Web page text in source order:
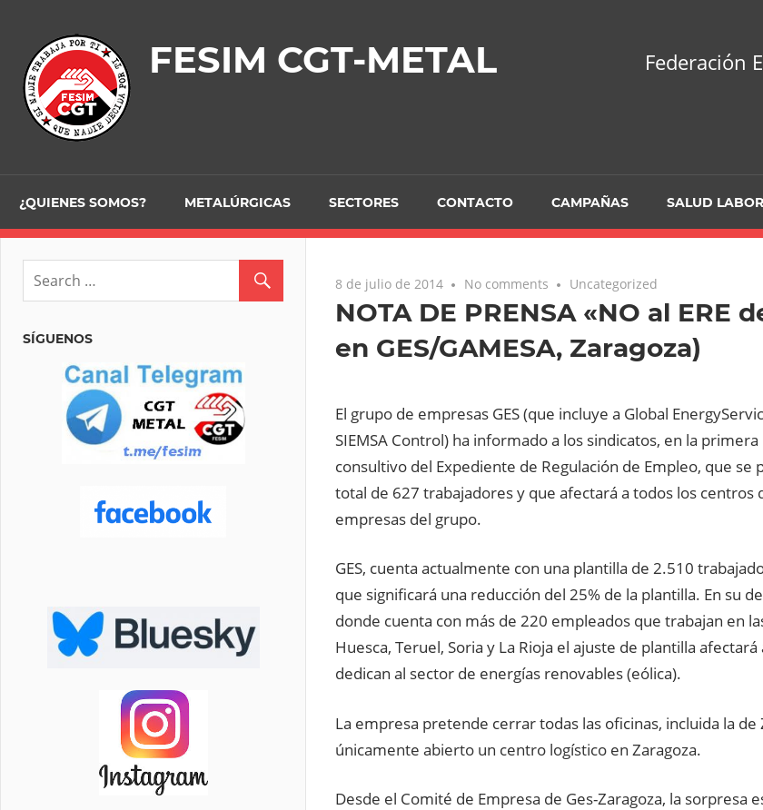
content
FESIM CGT-METAL Federación
¿QUIENES SOMOS? METALÚRGICAS SECTORES CONTACTO CAMPAÑAS SALUD
8 de julio de 2014 No comments Uncategorized
NOTA DE PRENSA «NO al ERE
en GES/GAMESA, Zaragoza)
El grupo de empresas GES (que incluye a Global
SIEMSA Control) ha informado a los sindicatos, en la
consultivo del Expediente de Regulación de Empleo, que se
total de 627 trabajadores y que afectará a todos los centros
empresas del grupo.
GES, cuenta actualmente con una plantilla de 2.510
que significará una reducción del 25% de la plantilla. En su
donde cuenta con más de 220 empleados que trabajan en
Huesca, Teruel, Soria y La Rioja el ajuste de plantilla
dedican al sector de energías renovables (eólica).
La empresa pretende cerrar todas las oficinas, incluida la de
únicamente abierto un centro logístico en Zaragoza.
Desde el Comité de Empresa de Ges-Zaragoza, la sorpresa
SÍGUENOS